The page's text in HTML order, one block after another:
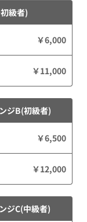
級者)
￥6,000
￥11,000
ジB(初級者)
￥6,500
￥12,000
ジC(中級者)